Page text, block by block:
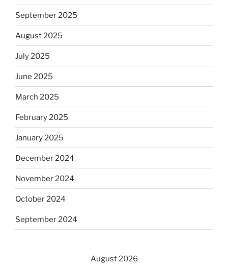
September 2025
August 2025
July 2025
June 2025
March 2025
February 2025
January 2025
December 2024
November 2024
October 2024
September 2024
August 2026